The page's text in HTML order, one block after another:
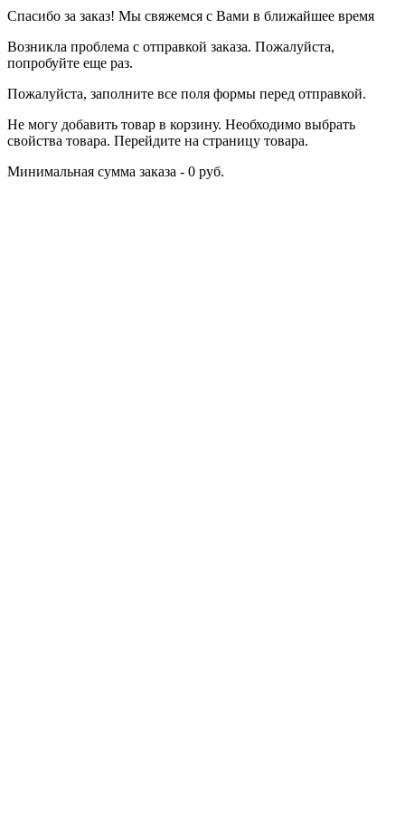
Спасибо за заказ! Мы свяжемся с Вами в ближайшее время
Возникла проблема с отправкой заказа. Пожалуйста,
попробуйте еще раз.
Пожалуйста, заполните все поля формы перед отправкой.
Не могу добавить товар в корзину. Необходимо выбрать
свойства товара. Перейдите на страницу товара.
Минимальная сумма заказа - 0 руб.